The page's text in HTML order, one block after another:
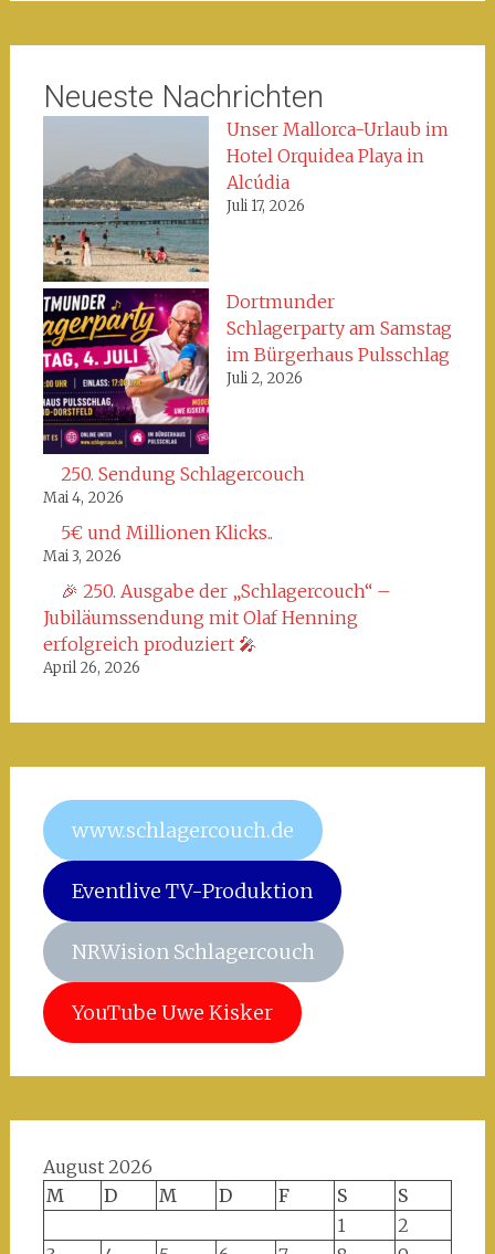
Neueste Nachrichten
Unser Mallorca-Urlaub im
Hotel Orquidea Playa in
Alcúdia
Juli 17, 2026
Dortmunder
Schlagerparty am Samstag
im Bürgerhaus Pulsschlag
Juli 2, 2026
250. Sendung Schlagercouch
Mai 4, 2026
5€ und Millionen Klicks..
Mai 3, 2026
🎉 250. Ausgabe der „Schlagercouch“ –
Jubiläumssendung mit Olaf Henning
erfolgreich produziert 🎤
April 26, 2026
www.schlagercouch.de
Eventlive TV-Produktion
NRWision Schlagercouch
YouTube Uwe Kisker
August 2026
M
D M D F S
S
1
2